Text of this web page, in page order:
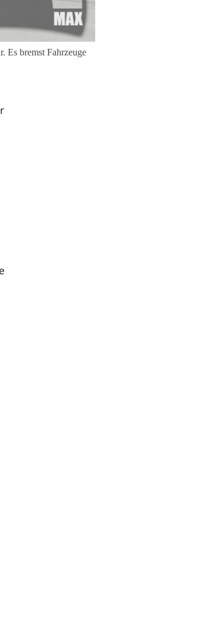
Es bremst Fahrzeuge